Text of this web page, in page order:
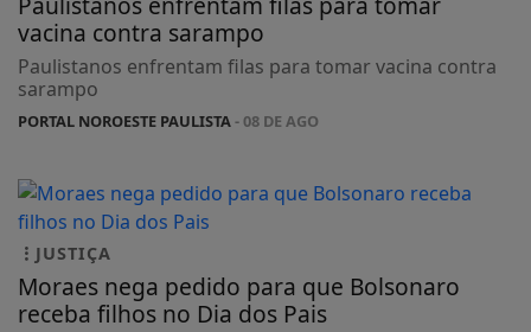
vacina contra sarampo
Paulistanos enfrentam filas para tomar vacina contra
sarampo
PORTAL NOROESTE PAULISTA- 08 DE AGO
JUSTIÇA
Moraes nega pedido para que Bolsonaro
receba filhos no Dia dos Pais